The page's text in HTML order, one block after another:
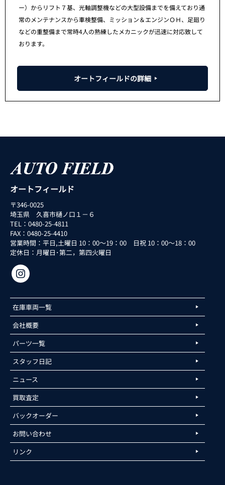
ー）からリフト７基、光軸調整機などの大型設備までを備えており通
常のメンテナンスから車検整備、ミッション＆エンジンＯＨ、足廻り
などの重整備まで常時4人の熟練したメカニックが迅速に対応致して
おります。
オートフィールドの詳細
オートフィールド
〒346-0025
埼玉県 久喜市樋ノ口１－６
TEL：0480-25-4811
FAX：0480-25-4410
営業時間：平日,土曜日 10：00～19：00 日祝 10：00～18：00
定休日：月曜日･第二，第四火曜日
在庫車両一覧
会社概要
パーツ一覧
スタッフ日記
ニュース
買取査定
バックオーダー
お問い合わせ
リンク